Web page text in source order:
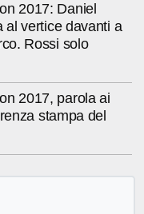
2017: Daniel
al vertice davanti a
Rossi solo
2017, parola ai
stampa del